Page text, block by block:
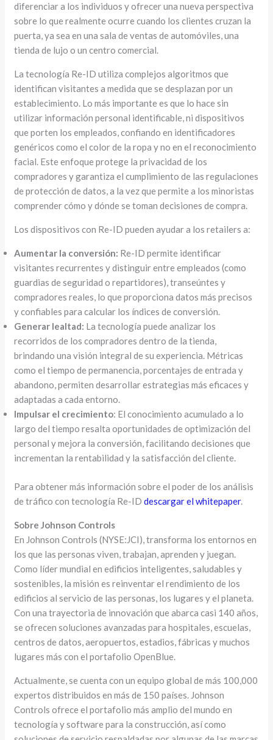
diferenciar a los individuos y ofrecer una nueva perspectiva
sobre lo que realmente ocurre cuando los clientes cruzan la
puerta, ya sea en una sala de ventas de automóviles, una
tienda de lujo o un centro comercial.
La tecnología Re-ID utiliza complejos algoritmos que
identifican visitantes a medida que se desplazan por un
establecimiento. Lo más importante es que lo hace sin
utilizar información personal identificable, ni dispositivos
que porten los empleados, confiando en identificadores
genéricos como el color de la ropa y no en el reconocimiento
facial. Este enfoque protege la privacidad de los
compradores y garantiza el cumplimiento de las regulaciones
de protección de datos, a la vez que permite a los minoristas
comprender cómo y dónde se toman decisiones de compra.
Los dispositivos con Re-ID pueden ayudar a los retailers a:
Aumentar la conversión: Re-ID permite identificar
visitantes recurrentes y distinguir entre empleados (como
guardias de seguridad o repartidores), transeúntes y
compradores reales, lo que proporciona datos más precisos
y confiables para calcular los índices de conversión.
Generar lealtad: La tecnología puede analizar los
recorridos de los compradores dentro de la tienda,
brindando una visión integral de su experiencia. Métricas
como el tiempo de permanencia, porcentajes de entrada y
abandono, permiten desarrollar estrategias más eficaces y
adaptadas a cada entorno.
Impulsar el crecimiento: El conocimiento acumulado a lo
largo del tiempo resalta oportunidades de optimización del
personal y mejora la conversión, facilitando decisiones que
incrementan la rentabilidad y la satisfacción del cliente.
Para obtener más información sobre el poder de los análisis
de tráfico con tecnología Re-IDdescargar el whitepaper.
Sobre Johnson Controls
En Johnson Controls (NYSE:JCI), transforma los entornos en
los que las personas viven, trabajan, aprenden y juegan.
Como líder mundial en edificios inteligentes, saludables y
sostenibles, la misión es reinventar el rendimiento de los
edificios al servicio de las personas, los lugares y el planeta.
Con una trayectoria de innovación que abarca casi 140 años,
se ofrecen soluciones avanzadas para hospitales, escuelas,
centros de datos, aeropuertos, estadios, fábricas y muchos
lugares más con el portafolio OpenBlue.
Actualmente, se cuenta con un equipo global de más 100,000
expertos distribuidos en más de 150 países. Johnson
Controls ofrece el portafolio más amplio del mundo en
tecnología y software para la construcción, así como